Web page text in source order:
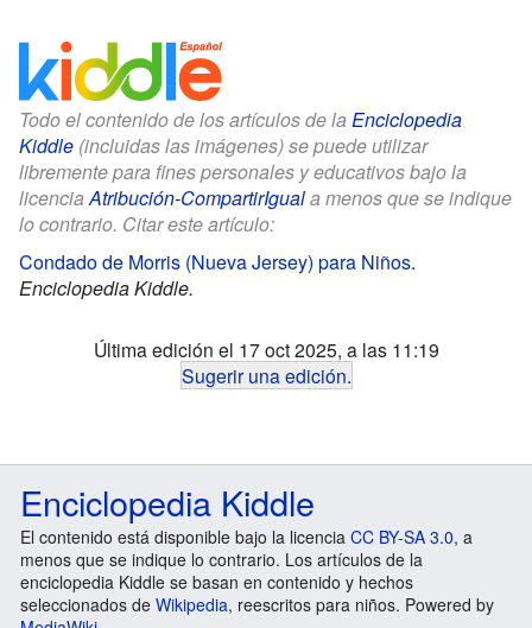
Todo el contenido de los artículos de la Enciclopedia
Kiddle (incluidas las imágenes) se puede utilizar
libremente para fines personales y educativos bajo la
licenciaAtribución-CompartirIguala menos que se indique
lo contrario. Citar este artículo:
Condado de Morris (Nueva Jersey) para Niños.
Enciclopedia Kiddle.
Última edición el 17 oct 2025, a las 11:19
Sugerir una edición.
Enciclopedia Kiddle
El contenido está disponible bajo la licencia CC BY-SA 3.0, a
menos que se indique lo contrario. Los artículos de la
enciclopedia Kiddle se basan en contenido y hechos
seleccionados de Wikipedia, reescritos para niños. Powered by